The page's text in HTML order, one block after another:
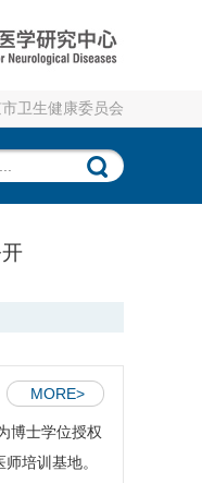
卫生健康委员会
MORE>
博士学位授权
培训基地。